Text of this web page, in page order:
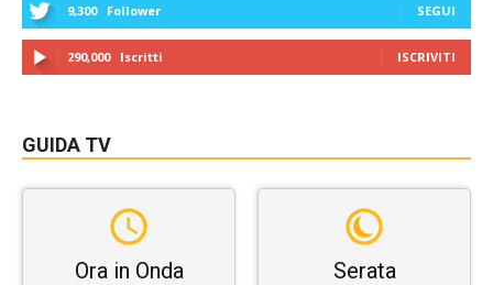
9,300 Follower SEGUI
290,000 Iscritti ISCRIVITI
GUIDA TV
Ora in Onda Serata